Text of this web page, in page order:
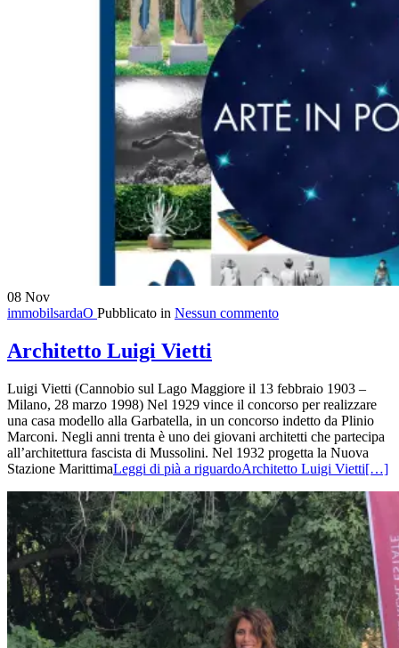
08 Nov
immobilsardaO Pubblicato in Nessun commento
Architetto Luigi Vietti
Luigi Vietti (Cannobio sul Lago Maggiore il 13 febbraio 1903 –
Milano, 28 marzo 1998) Nel 1929 vince il concorso per realizzare
una casa modello alla Garbatella, in un concorso indetto da Plinio
Marconi. Negli anni trenta è uno dei giovani architetti che partecipa
all’architettura fascista di Mussolini. Nel 1932 progetta la Nuova
Stazione MarittimaLeggi di pià a riguardoArchitetto Luigi Vietti[…]